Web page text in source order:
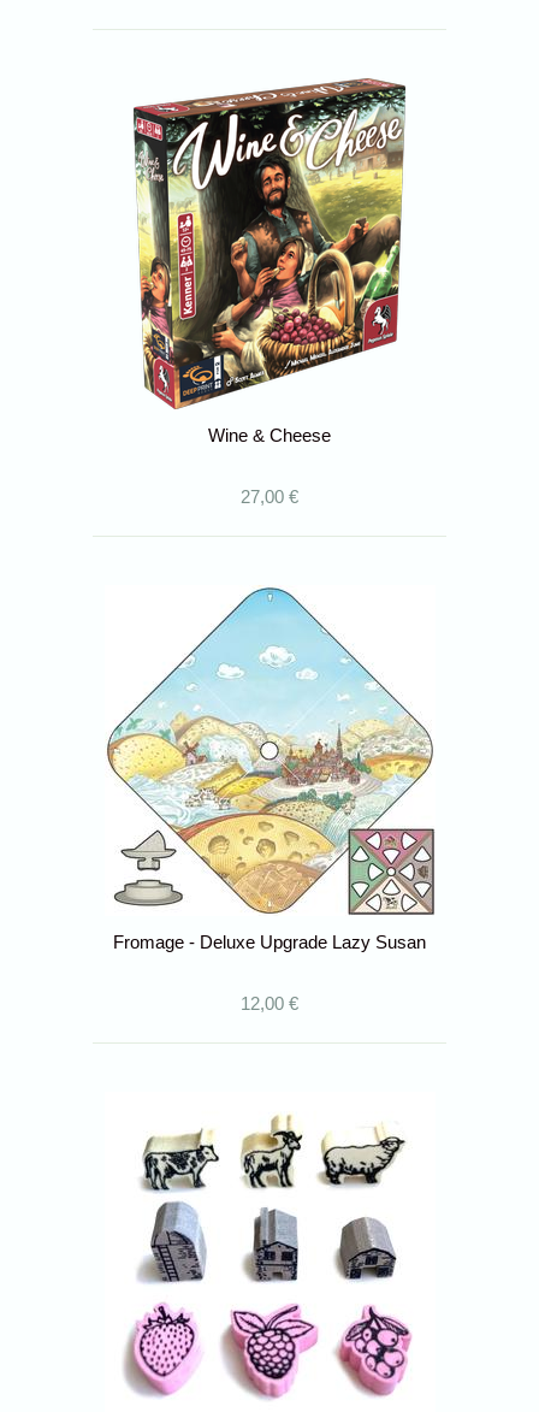
Wine & Cheese
27,00 €
Fromage - Deluxe Upgrade Lazy Susan
12,00 €